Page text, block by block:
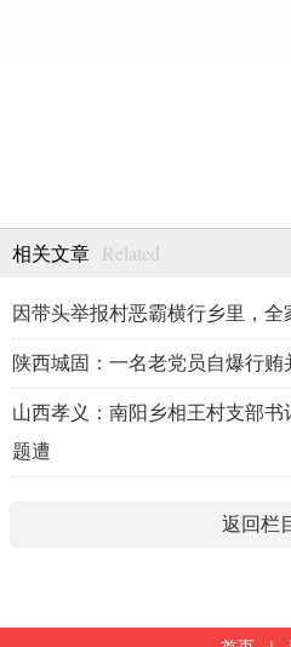
相关文章 Related
因带头举报村恶霸横行乡里，全
陕西城固：一名老党员自爆行贿
山西孝义：南阳乡相王村支部
题遭
返回栏